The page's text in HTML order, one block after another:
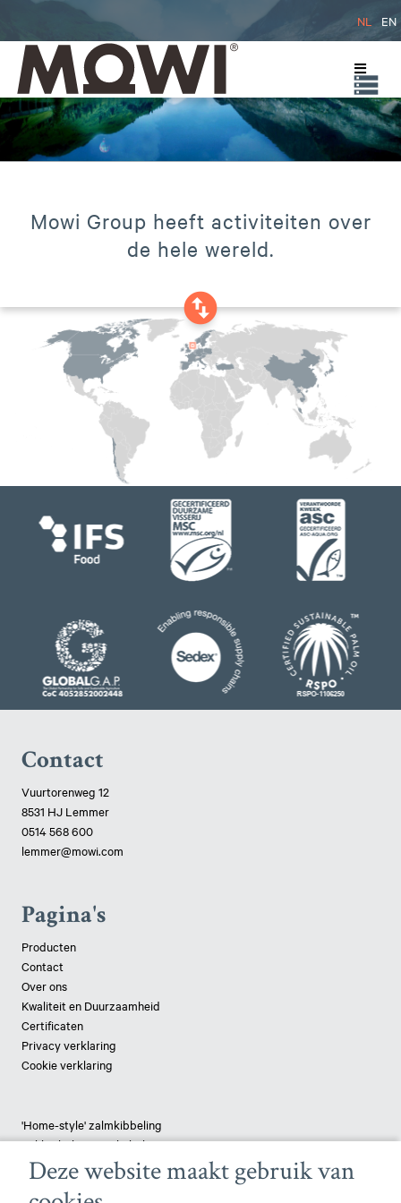
NL EN
Mowi Group heeft activiteiten over
de hele wereld.
swap_vertical_circle
Contact
Vuurtorenweg 12
8531 HJ Lemmer
0514 568 600
lemmer@mowi.com
Pagina's
Producten
Contact
Over ons
Kwaliteit en Duurzaamheid
Certificaten
Privacy verklaring
Cookie verklaring
'Home-style' zalmkibbeling
Lekkerbekjes van kabeljauw
Tilapia 'Delight'
Crispy Combi
Deze website maakt gebruik van